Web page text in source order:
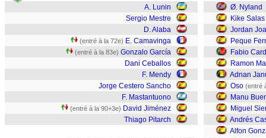
A. Lunin
Sergio Mestre
D. Alaba
(entré à la 72e) E. Camavinga
(entré à la 83e) Gonzalo García
Dani Ceballos
F. Mendy
Jorge Cestero Sancho
F. Mastantuono
(entré à la 90+3e) David Jiménez
Thiago Pitarch
Ø. Nyland
Kike Salas
Jordan
Peque
Fabio
Ramon
Adnan
Oso (entré
Manu
Miguel
Andrés
Alfon